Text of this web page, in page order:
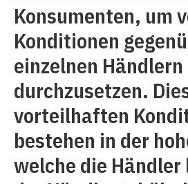
Konsumenten, um
Konditionen
einzelnen Händlern
durchzusetzen.
vorteilhaften
bestehen in der
welche die